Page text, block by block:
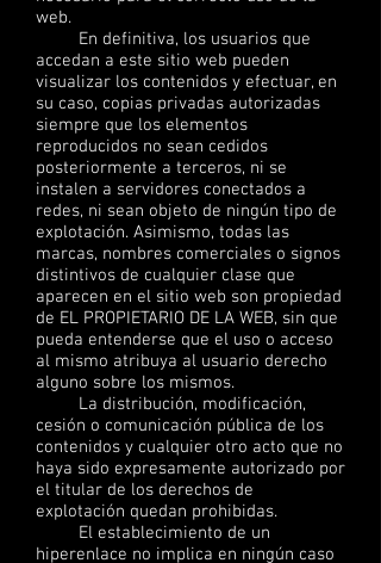
web.
En definitiva, los usuarios que
accedan a este sitio web pueden
visualizar los contenidos y efectuar, en
su caso, copias privadas autorizadas
siempre que los elementos
reproducidos no sean cedidos
posteriormente a terceros, ni se
instalen a servidores conectados a
redes, ni sean objeto de ningún tipo de
explotación. Asimismo, todas las
marcas, nombres comerciales o signos
distintivos de cualquier clase que
aparecen en el sitio web son propiedad
de EL PROPIETARIO DE LA WEB, sin que
pueda entenderse que el uso o acceso
al mismo atribuya al usuario derecho
alguno sobre los mismos.
La distribución, modificación,
cesión o comunicación pública de los
contenidos y cualquier otro acto que no
haya sido expresamente autorizado por
el titular de los derechos de
explotación quedan prohibidas.
El establecimiento de un
hiperenlace no implica en ningún caso